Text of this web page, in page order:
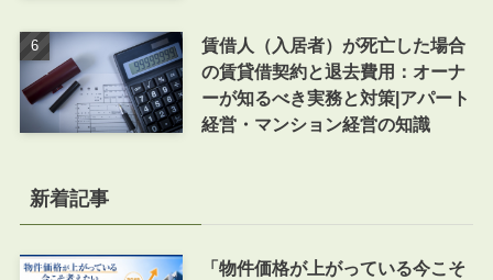
賃借人（入居者）が死亡した場合
の賃貸借契約と退去費用：オーナ
ーが知るべき実務と対策|アパート
経営・マンション経営の知識
新着記事
「物件価格が上がっている今こそ